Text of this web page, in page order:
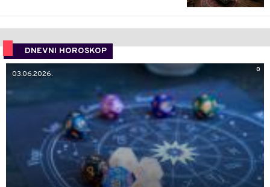
DNEVNI HOROSKOP
0
03.06.2026.